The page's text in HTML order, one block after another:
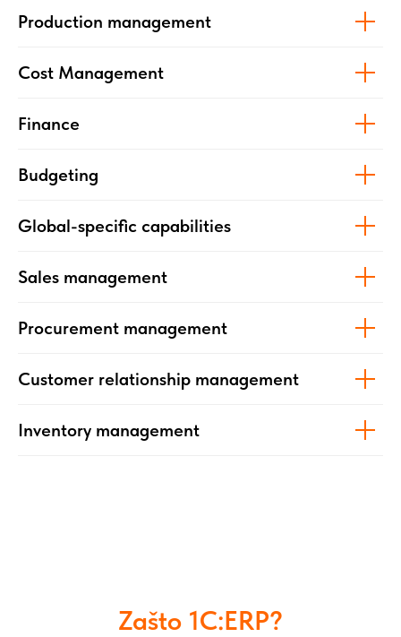
Production management
Cost Management
Finance
Budgeting
Global-specific capabilities
Sales management
Procurement management
Customer relationship management
Inventory management
Zašto 1C:ERP?